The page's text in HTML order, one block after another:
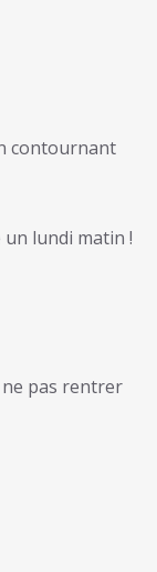
contournant
lundi matin !
pas rentrer